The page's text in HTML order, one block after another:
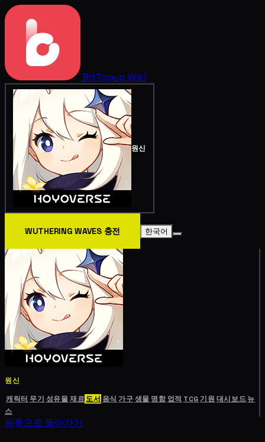
BitTopup Wiki
원신
WUTHERING WAVES 충전 한국어
원신
캐릭터 무기 성유물재료도서 음식 가구생물 명함 업적 TCG기원 대시보드뉴
스
목록으로 돌아가기